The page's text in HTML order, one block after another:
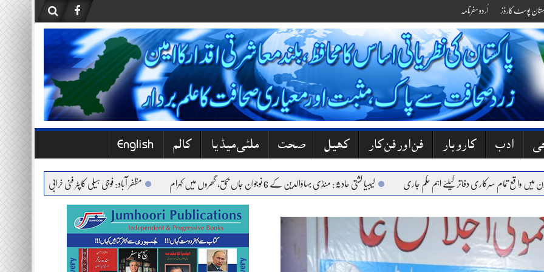
پوسٹ کارڈز اُردو سفرنامہ
ادب کاروبار فن اور فن کار کھیل صحت ملٹی میڈیا کالم English
تمام سرکاری دفاتر کیلئے اہم حکم جاری لیبیا کشتی حادثہ: منڈی بہاؤالدین کے 6 نوجوان جاں بحق، گھروں میں کہرام مظفر آباد: فوجی ہیلی کاپٹر فنی خرابی کے باعث حادثے کا شکار،